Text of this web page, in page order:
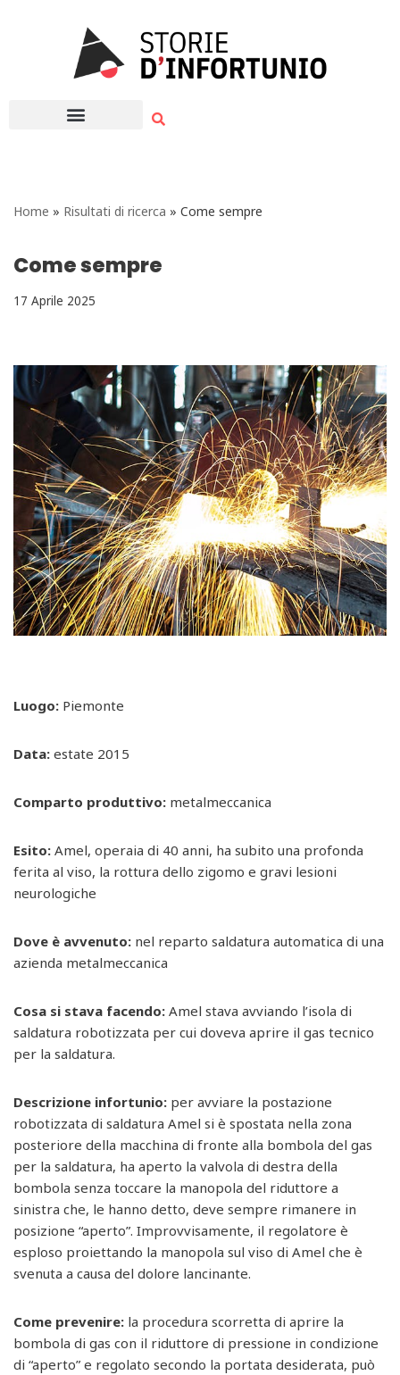
Home » Risultati di ricerca » Come sempre
Come sempre
17 Aprile 2025
Luogo: Piemonte
Data: estate 2015
Comparto produttivo: metalmeccanica
Esito: Amel, operaia di 40 anni, ha subito una profonda
ferita al viso, la rottura dello zigomo e gravi lesioni
neurologiche
Dove è avvenuto: nel reparto saldatura automatica di una
azienda metalmeccanica
Cosa si stava facendo: Amel stava avviando l’isola di
saldatura robotizzata per cui doveva aprire il gas tecnico
per la saldatura.
Descrizione infortunio: per avviare la postazione
robotizzata di saldatura Amel si è spostata nella zona
posteriore della macchina di fronte alla bombola del gas
per la saldatura, ha aperto la valvola di destra della
bombola senza toccare la manopola del riduttore a
sinistra che, le hanno detto, deve sempre rimanere in
posizione “aperto”. Improvvisamente, il regolatore è
esploso proiettando la manopola sul viso di Amel che è
svenuta a causa del dolore lancinante.
Come prevenire: la procedura scorretta di aprire la
bombola di gas con il riduttore di pressione in condizione
di “aperto” e regolato secondo la portata desiderata, può